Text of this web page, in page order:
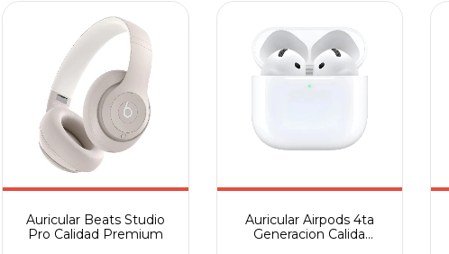
Auricular Beats Studio
Pro Calidad Premium
Auricular Airpods 4ta
Generacion Calida